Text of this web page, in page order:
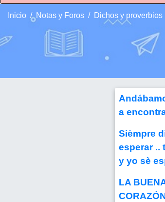
Inicio Notas y Foros Dichos y proverbios
a
Sièmpre
esperar ..
y yo sè
LA